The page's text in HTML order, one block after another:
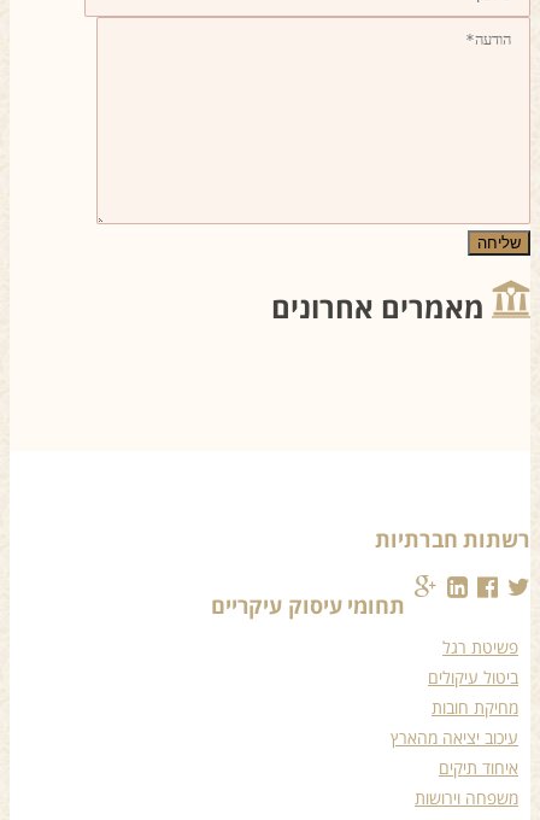
מאמרים אחרונים
חברתיות
תחומי עיסוק עיקריים
פשיטת רגל
ביטול עיקולים
מחיקת חובות
עיכוב יציאה מהארץ
איחוד תיקים
משפחה וירושות